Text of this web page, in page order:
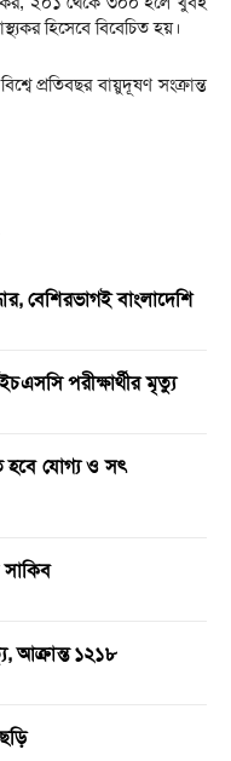
হিসেবে বিবেচিত হয়।
প্রতিবছর বায়ুদূষণ সংক্রান্ত
বেশিরভাগই বাংলাদেশি
পরীক্ষার্থীর মৃত্যু
হবে যোগ্য ও সৎ
সাকিব
আক্রান্ত ১২১৮